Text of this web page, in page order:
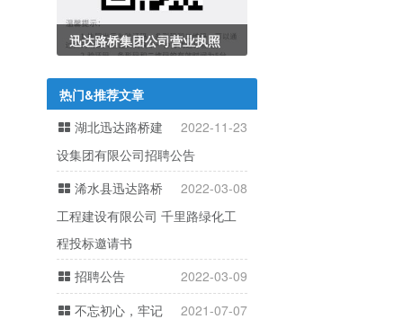
迅达路桥集团公司营业执照
热门&推荐文章
2022-11-23
湖北迅达路桥建
设集团有限公司招聘公告
2022-03-08
浠水县迅达路桥
工程建设有限公司 千里路绿化工
程投标邀请书
2022-03-09
招聘公告
2021-07-07
不忘初心，牢记